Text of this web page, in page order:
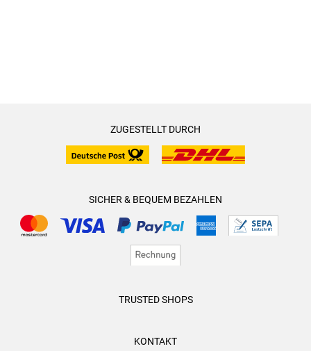
ZUGESTELLT DURCH
SICHER & BEQUEM BEZAHLEN
TRUSTED SHOPS
KONTAKT